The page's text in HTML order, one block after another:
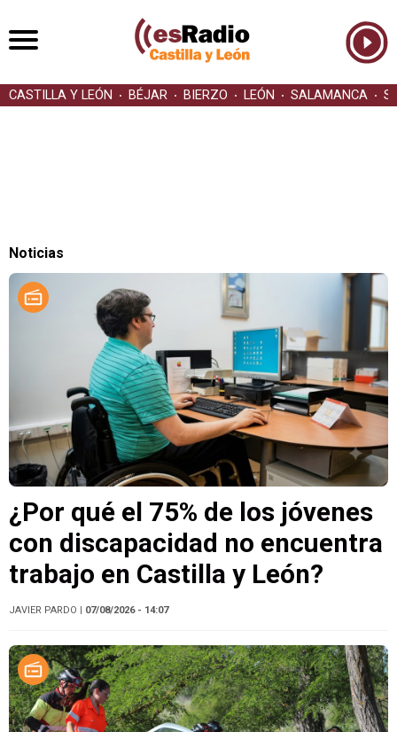
CASTILLA Y LEÓN BÉJAR BIERZO LEÓN SALAMANCA
Noticias
¿Por qué el 75% de los jóvenes
con discapacidad no encuentra
trabajo en Castilla y León?
JAVIER PARDO | 07/08/2026 - 14:07